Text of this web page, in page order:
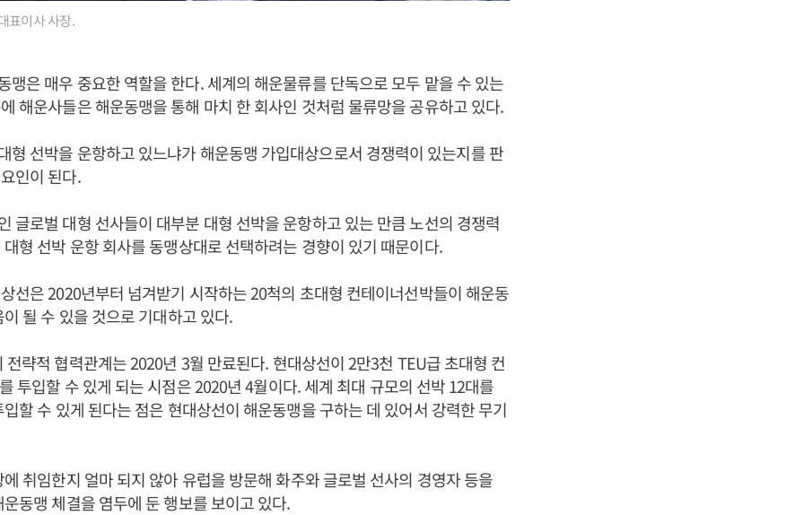
표이사 사장.
맹은 매우 중요한 역할을 한다. 세계의 해운물류를 단독으로 모두 맡을 수 있는
해운사들은 해운동맹을 통해 마치 한 회사인 것처럼 물류망을 공유하고 있다.
형 선박을 운항하고 있느냐가 해운동맹 가입대상으로서 경쟁력이 있는지를 판
인이 된다.
글로벌 대형 선사들이 대부분 대형 선박을 운항하고 있는 만큼 노선의 경쟁력
형 선박 운항 회사를 동맹상대로 선택하려는 경향이 있기 때문이다.
선은 2020년부터 넘겨받기 시작하는 20척의 초대형 컨테이너선박들이 해운동
될 수 있을 것으로 기대하고 있다.
략적 협력관계는 2020년 3월 만료된다. 현대상선이 2만3천 TEU급 초대형 컨
투입할 수 있게 되는 시점은 2020년 4월이다. 세계 최대 규모의 선박 12대를
할 수 있게 된다는 점은 현대상선이 해운동맹을 구하는 데 있어서 강력한 무기
취임한지 얼마 되지 않아 유럽을 방문해 화주와 글로벌 선사의 경영자 등을
동맹 체결을 염두에 둔 행보를 보이고 있다.